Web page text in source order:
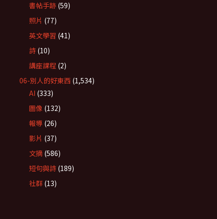
書帖手跡 (59)
照片 (77)
英文學習 (41)
詩 (10)
講座課程 (2)
06-別人的好東西 (1,534)
AI (333)
圖像 (132)
報導 (26)
影片 (37)
文摘 (586)
短句與詩 (189)
社群 (13)